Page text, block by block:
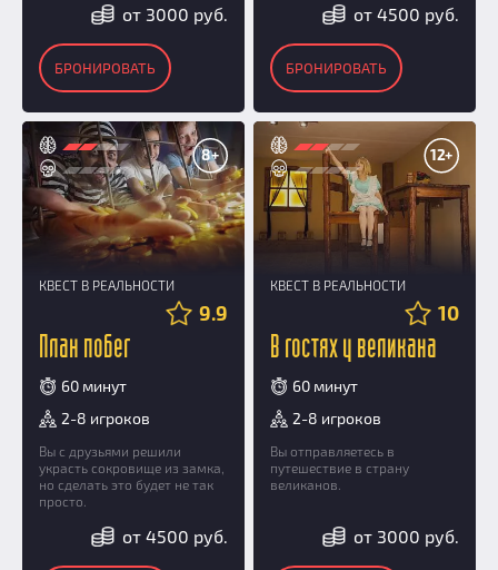
от 3000 руб.
БРОНИРОВАТЬ
от 4500 руб.
БРОНИРОВАТЬ
8+
КВЕСТ В РЕАЛЬНОСТИ
9.9
План побег
60 минут
2-8 игроков
Вы с друзьями решили
украсть сокровище из замка,
но сделать это будет не так
просто.
от 4500 руб.
12+
КВЕСТ В РЕАЛЬНОСТИ
10
В гостях у великана
60 минут
2-8 игроков
Вы отправляетесь в
путешествие в страну
великанов.
от 3000 руб.